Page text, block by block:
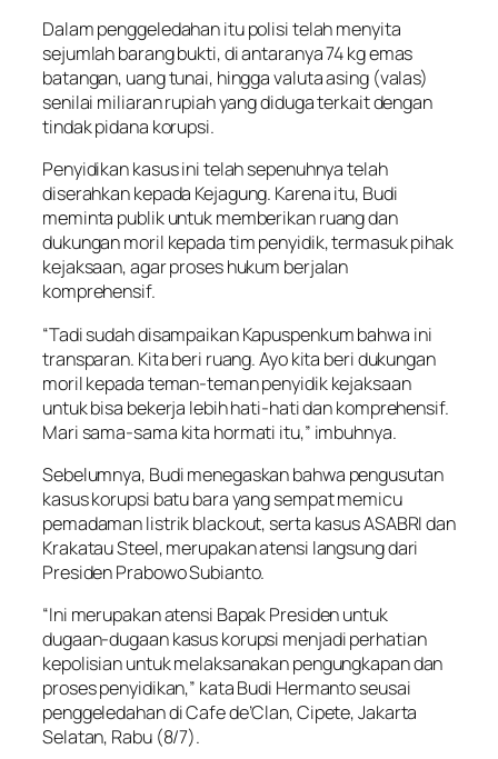
Dalam penggeledahan itu polisi telah menyita
sejumlah barang bukti, di antaranya 74 kg emas
batangan, uang tunai, hingga valuta asing (valas)
senilai miliaran rupiah yang diduga terkait dengan
tindak pidana korupsi.
Penyidikan kasus ini telah sepenuhnya telah
diserahkan kepada Kejagung. Karena itu, Budi
meminta publik untuk memberikan ruang dan
dukungan moril kepada tim penyidik, termasuk pihak
kejaksaan, agar proses hukum berjalan
komprehensif.
“Tadi sudah disampaikan Kapuspenkum bahwa ini
transparan. Kita beri ruang. Ayo kita beri dukungan
moril kepada teman-teman penyidik kejaksaan
untuk bisa bekerja lebih hati-hati dan komprehensif.
Mari sama-sama kita hormati itu,” imbuhnya.
Sebelumnya, Budi menegaskan bahwa pengusutan
kasus korupsi batu bara yang sempat memicu
pemadaman listrik blackout, serta kasus ASABRI dan
Krakatau Steel, merupakan atensi langsung dari
Presiden Prabowo Subianto.
“Ini merupakan atensi Bapak Presiden untuk
dugaan-dugaan kasus korupsi menjadi perhatian
kepolisian untuk melaksanakan pengungkapan dan
proses penyidikan,” kata Budi Hermanto seusai
penggeledahan di Cafe de’Clan, Cipete, Jakarta
Selatan, Rabu (8/7).